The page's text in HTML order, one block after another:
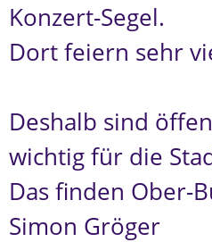
Konzert-Segel.
Dort feiern sehr
Deshalb sind
wichtig für die
Das finden Ober-
Simon Gröger